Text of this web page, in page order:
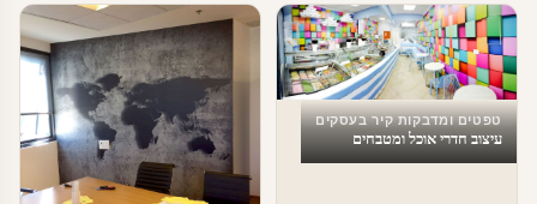
טפטים ומדבקות קיר בעסקים
עיצוב חדרי אוכל ומטבחים